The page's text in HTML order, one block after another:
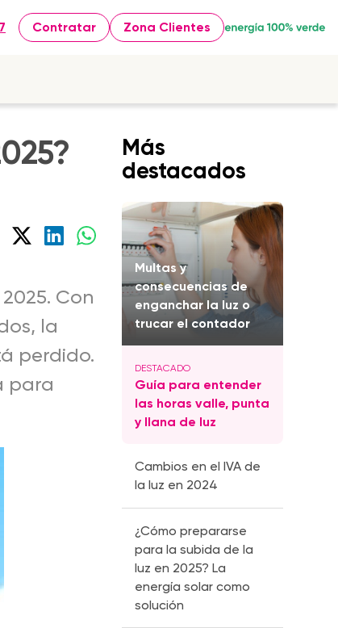
Contratar Zona Clientes
Con
la
perdido.
para
Más
destacados
Multas y
consecuencias de
enganchar la luz o
trucar el contador
Guía para entender
las horas valle, punta
y llana de luz
Cambios en el IVA de
la luz en 2024
¿Cómo prepararse
para la subida de la
luz en 2025? La
energía solar como
solución